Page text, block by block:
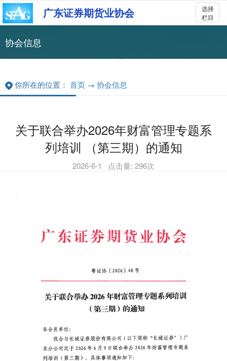
选择
栏目
广东证券期货业协会
协会信息
你所在的位置： 首页 → 协会信息
关于联合举办2026年财富管理专题系
列培训 （第三期）的通知
2026-6-1 点击量: 296次